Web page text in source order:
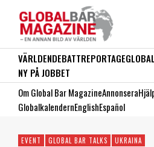
VÄRLDENDEBATTREPORTAGE
NY PÅ JOBBET
Om Global Bar MagazineAnnonsera
GlobalkalendernEnglishEspañol
EVENT GLOBAL BAR TALKS UKRAINA